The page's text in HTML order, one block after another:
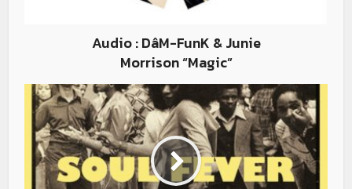
Audio : DâM-FunK & Junie
Morrison “Magic”